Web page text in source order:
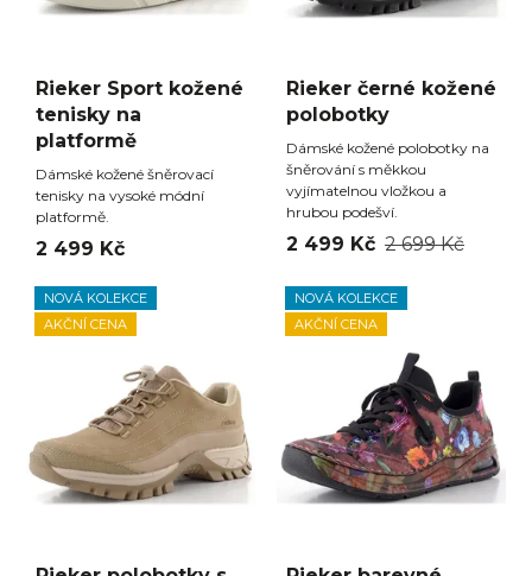
Rieker Sport kožené
tenisky na
platformě
Dámské kožené šněrovací
tenisky na vysoké módní
platformě.
2 499 Kč
Rieker černé kožené
polobotky
Dámské kožené polobotky na
šněrování s měkkou
vyjímatelnou vložkou a
hrubou podešví.
2 499 Kč 2 699 Kč
NOVÁ KOLEKCE
AKČNÍ CENA
NOVÁ KOLEKCE
AKČNÍ CENA